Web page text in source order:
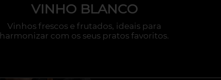
VINHO BLANCO
Vinhos frescos e frutados, ideais para
harmonizar com os seus pratos favoritos.